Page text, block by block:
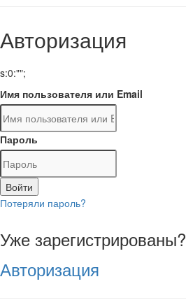
Авторизация
s:0:"";
Имя пользователя или Email
Пароль
Войти
Потеряли пароль?
Уже зарегистрированы?
Авторизация